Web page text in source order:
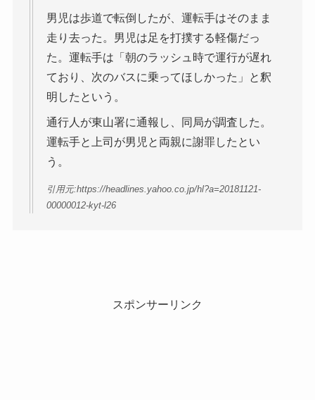
男児は歩道で転倒したが、運転手はそのまま
走り去った。男児は足を打撲する軽傷だっ
た。運転手は「朝のラッシュ時で運行が遅れ
ており、次のバスに乗ってほしかった」と釈
明したという。
通行人が東山署に通報し、同局が調査した。
運転手と上司が男児と両親に謝罪したとい
う。
引用元:https://headlines.yahoo.co.jp/hl?a=20181121-
00000012-kyt-l26
スポンサーリンク